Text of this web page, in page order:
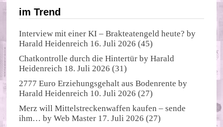
im Trend
Interview mit einer KI – Brakteatengeld heute? by
Harald Heidenreich 16. Juli 2026 (45)
Chatkontrolle durch die Hintertür byHarald
Heidenreich 18. Juli 2026 (31)
2777 Euro Erziehungsgehalt aus Bodenrente by
Harald Heidenreich 10. Juli 2026 (27)
Merz will Mittelstreckenwaffen kaufen – sende
ihm… byWeb Master 17. Juli 2026 (27)